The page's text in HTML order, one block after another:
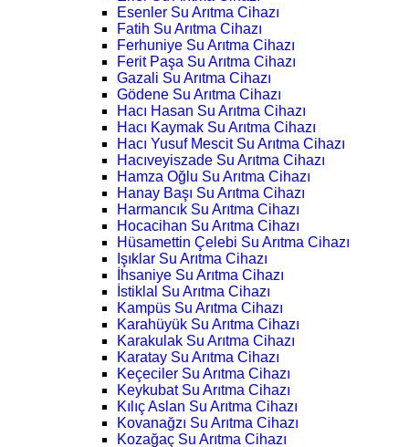
Esenler Su Arıtma Cihazı
Fatih Su Arıtma Cihazı
Ferhuniye Su Arıtma Cihazı
Ferit Paşa Su Arıtma Cihazı
Gazali Su Arıtma Cihazı
Gödene Su Arıtma Cihazı
Hacı Hasan Su Arıtma Cihazı
Hacı Kaymak Su Arıtma Cihazı
Hacı Yusuf Mescit Su Arıtma Cihazı
Hacıveyiszade Su Arıtma Cihazı
Hamza Oğlu Su Arıtma Cihazı
Hanay Başı Su Arıtma Cihazı
Harmancık Su Arıtma Cihazı
Hocacihan Su Arıtma Cihazı
Hüsamettin Çelebi Su Arıtma Cihazı
Işıklar Su Arıtma Cihazı
İhsaniye Su Arıtma Cihazı
İstiklal Su Arıtma Cihazı
Kampüs Su Arıtma Cihazı
Karahüyük Su Arıtma Cihazı
Karakulak Su Arıtma Cihazı
Karatay Su Arıtma Cihazı
Keçeciler Su Arıtma Cihazı
Keykubat Su Arıtma Cihazı
Kılıç Aslan Su Arıtma Cihazı
Kovanağzı Su Arıtma Cihazı
Kozağaç Su Arıtma Cihazı